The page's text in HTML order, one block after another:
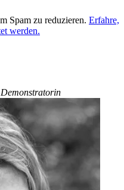
Spam zu reduzieren. Erfahre,
werden.
Demonstratorin